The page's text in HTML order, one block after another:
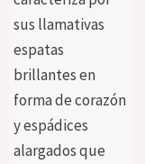
sus llamativas
espatas
brillantes en
forma de corazón
y espádices
alargados que